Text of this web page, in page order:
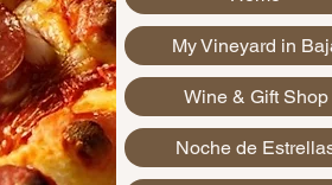
My Vineyard in
Wine & Gift Shop
Noche de